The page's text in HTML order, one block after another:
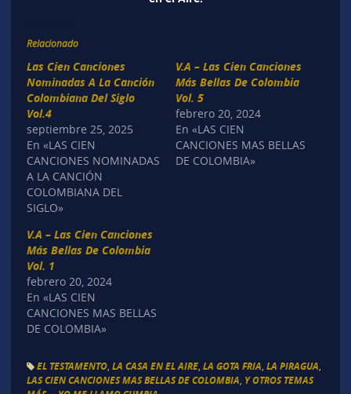
Relacionado
Las Cien Canciones
Nominadas A La Canción
Colombiana Del Siglo
Vol.4
septiembre 25, 2025
En «LAS CIEN
CANCIONES NOMINADAS
A LA CANCIÓN
COLOMBIANA DEL
SIGLO»
V.A – Las Cien Canciones
Más Bellas De Colombia
Vol. 5
febrero 20, 2024
En «LAS CIEN
CANCIONES MAS BELLAS
DE COLOMBIA»
V.A – Las Cien Canciones
Más Bellas De Colombia
Vol. 1
febrero 20, 2024
En «LAS CIEN
CANCIONES MAS BELLAS
DE COLOMBIA»
EL TESTAMENTO, LA CASA EN EL AIRE, LA GOTA FRIA LA PIRAGUA
LAS CIEN CANCIONES MAS BELLAS DE COLOMBIA Y OTROS TEMAS